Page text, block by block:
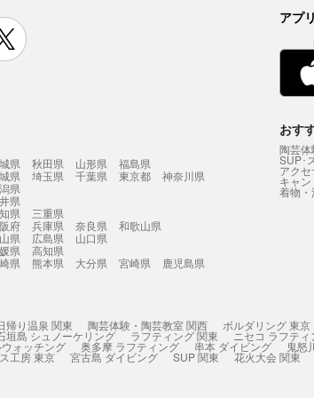
アプ
県 秋田県 山形県
福島県
県 埼玉県 千葉県 東京都
神奈川県
県
県
県
三重県
府 兵庫県 奈良県
和歌山県
県 広島県
山口県
県
高知県
県 熊本県 大分県 宮崎県
鹿児島県
おす
陶芸体
SUP･
アク
キャン
着物
帰り温泉 関東 陶芸体験・陶芸教室 関西 ボルダリング 東京
垣島 シュノーケリング ラフティング 関東 ニセコ ラフティ
ォッチング 奥多摩 ラフティング 串本 ダイビング 鬼怒
工房 東京 宮古島 ダイビング SUP 関東 花火大会 関東